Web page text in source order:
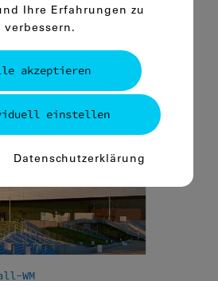
WM
Ihre Erfahrungen zu
verbessern.
akzeptieren
einstellen
und sind für
Funktion der Website
Datenschutzerklärung